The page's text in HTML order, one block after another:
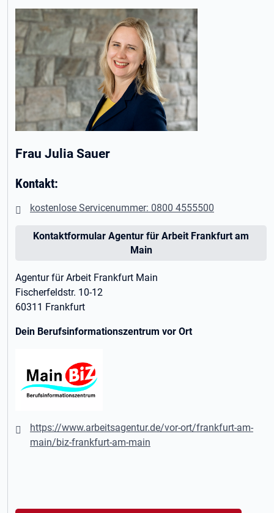
Frau Julia Sauer
Kontakt:
kostenlose Servicenummer: 0800 4555500
Kontaktformular Agentur für Arbeit Frankfurt am
Main
Agentur für Arbeit Frankfurt Main
Fischerfeldstr. 10-12
60311 Frankfurt
Dein Berufsinformationszentrum vor Ort
https://www.arbeitsagentur.de/vor-ort/frankfurt-am-
main/biz-frankfurt-am-main